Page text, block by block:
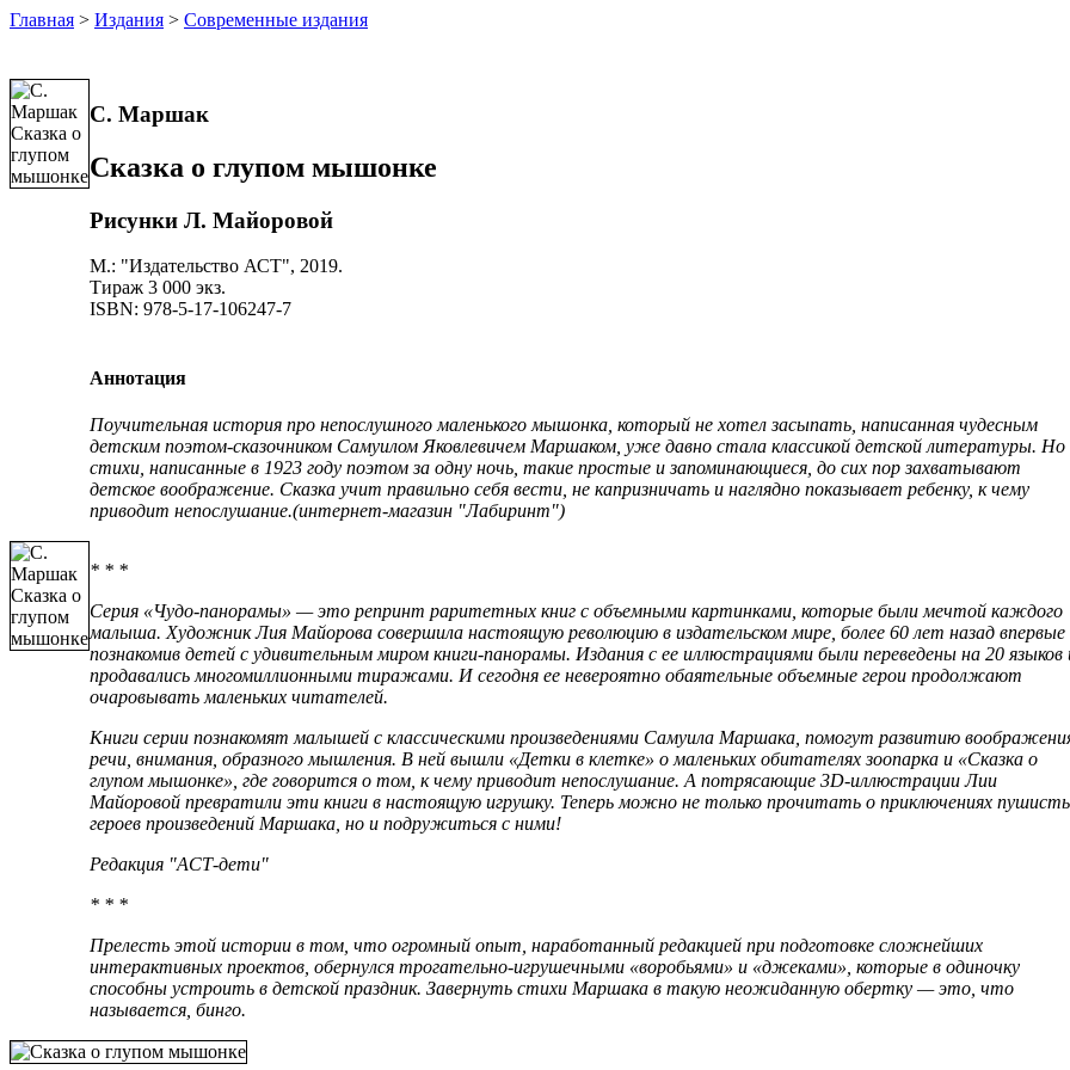
Главная > Издания > Современные издания
С. Маршак
Сказка о глупом мышонке
Рисунки Л. Майоровой
М.: "Издательство АСТ", 2019.
Тираж 3 000 экз.
ISBN: 978-5-17-106247-7
Аннотация
Поучительная история про непослушного маленького мышонка, который не хотел засыпать, написанная чудесным
детским поэтом-сказочником Самуилом Яковлевичем Маршаком, уже давно стала классикой детской литературы. Но
стихи, написанные в 1923 году поэтом за одну ночь, такие простые и запоминающиеся, до сих пор захватывают
детское воображение. Сказка учит правильно себя вести, не капризничать и наглядно показывает ребенку, к чему
приводит непослушание.(интернет-магазин "Лабиринт")
* * *
Серия «Чудо-панорамы» — это репринт раритетных книг с объемными картинками, которые были мечтой каждого
малыша. Художник Лия Майорова совершила настоящую революцию в издательском мире, более 60 лет назад впервые
познакомив детей с удивительным миром книги-панорамы. Издания с ее иллюстрациями были переведены на 20 языков
продавались многомиллионными тиражами. И сегодня ее невероятно обаятельные объемные герои продолжают
очаровывать маленьких читателей.
Книги серии познакомят малышей с классическими произведениями Самуила Маршака, помогут развитию
речи, внимания, образного мышления. В ней вышли «Детки в клетке» о маленьких обитателях зоопарка и «Сказка о
глупом мышонке», где говорится о том, к чему приводит непослушание. А потрясающие 3D-иллюстрации Лии
Майоровой превратили эти книги в настоящую игрушку. Теперь можно не только прочитать о приключениях
героев произведений Маршака, но и подружиться с ними!
Редакция "АСТ-дети"
* * *
Прелесть этой истории в том, что огромный опыт, наработанный редакцией при подготовке сложнейших
интерактивных проектов, обернулся трогательно-игрушечными «воробьями» и «джеками», которые в одиночку
способны устроить в детской праздник. Завернуть стихи Маршака в такую неожиданную обертку — это, что
называется, бинго.